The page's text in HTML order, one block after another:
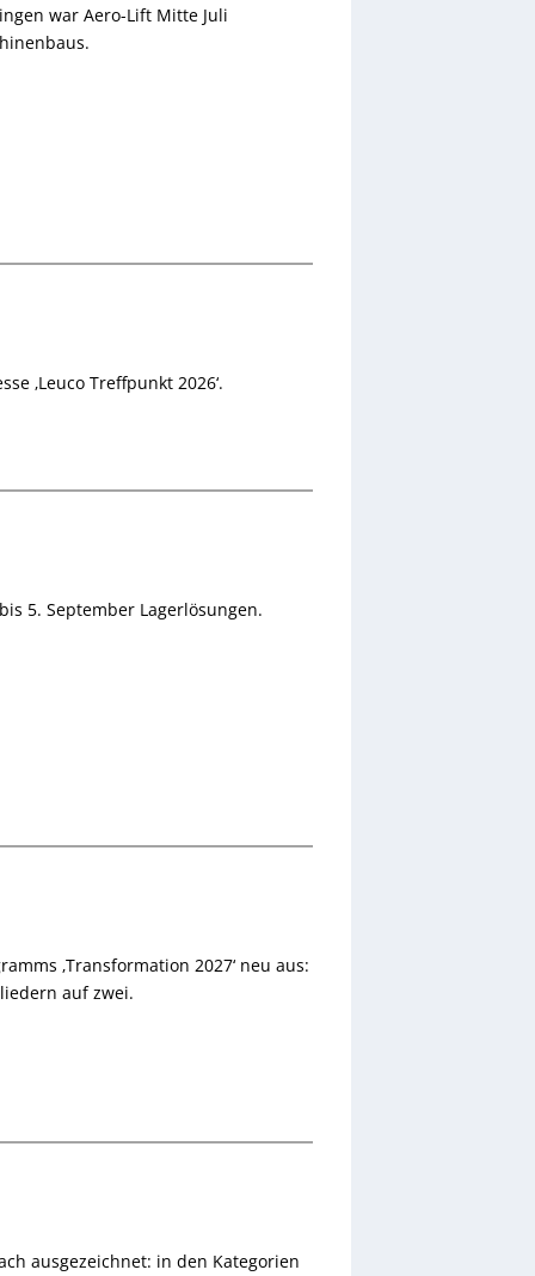
war Aero-Lift Mitte Juli
‚Leuco Treffpunkt 2026‘.
5. September Lagerlösungen.
‚Transformation 2027‘ neu aus:
auf zwei.
ausgezeichnet: in den Kategorien